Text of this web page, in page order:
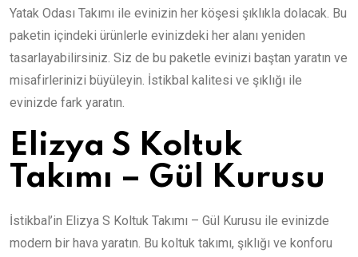
Yatak Odası Takımı ile evinizin her köşesi şıklıkla dolacak. Bu
paketin içindeki ürünlerle evinizdeki her alanı yeniden
tasarlayabilirsiniz. Siz de bu paketle evinizi baştan yaratın ve
misafirlerinizi büyüleyin. İstikbal kalitesi ve şıklığı ile
evinizde fark yaratın.
Elizya S Koltuk
Takımı – Gül Kurusu
İstikbal’in Elizya S Koltuk Takımı – Gül Kurusu ile evinizde
modern bir hava yaratın. Bu koltuk takımı, şıklığı ve konforu